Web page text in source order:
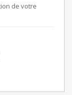
de votre